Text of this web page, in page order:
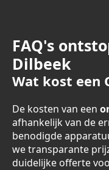
FAQ's
Dilbeek
Wat kost een
De kosten van een
afhankelijk van de
benodigde
we transparante
duidelijke offerte